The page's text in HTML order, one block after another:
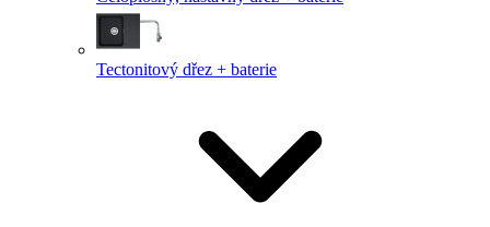
Tectonitový dřez + baterie